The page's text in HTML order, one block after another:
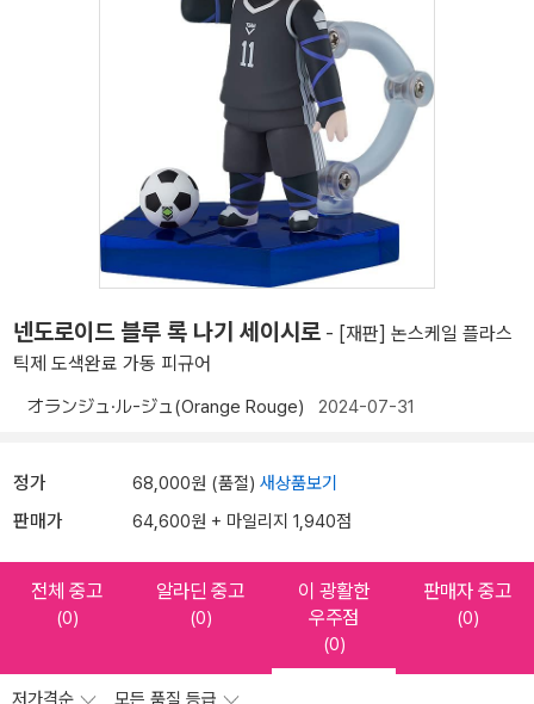
넨도로이드 블루 록 나기 세이시로 - [재판] 논스케일 플라스
틱제 도색완료 가동 피규어
オランジュ·ル-ジュ(Orange Rouge) 2024-07-31
정가 68,000원 (품절) 새상품보기
판매가 64,600원 + 마일리지 1,940점
전체 중고
(0)
알라딘 중고
(0)
이 광활한
우주점
(0)
판매자 중고
(0)
저가격순 모든 품질 등급